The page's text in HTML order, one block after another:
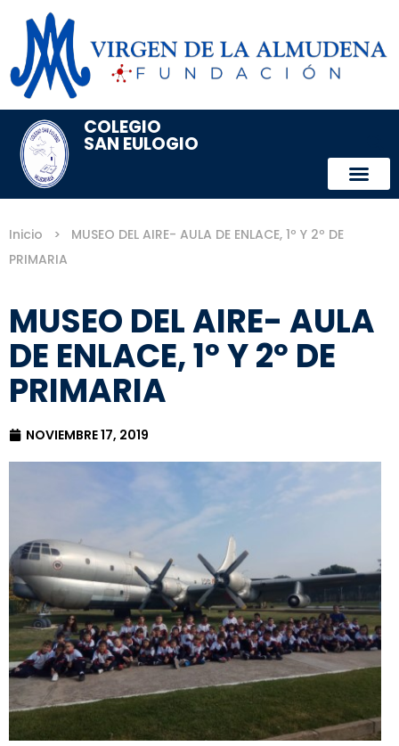
COLEGIO
SAN EULOGIO
Inicio >
MUSEO DEL AIRE- AULA DE ENLACE, 1º Y 2º DE
PRIMARIA
MUSEO DEL AIRE- AULA
DE ENLACE, 1º Y 2º DE
PRIMARIA
NOVIEMBRE 17, 2019